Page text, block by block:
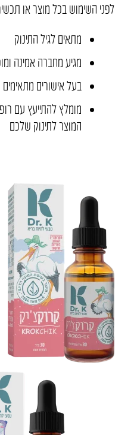
לפני השימוש בכל מוצר או
מתאים לגיל התינוק
מגיע מחברה אמינה
בעל אישורים
מומלץ להתייעץ עם
המוצר לתינוק שלכם